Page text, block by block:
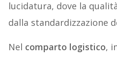
lucidatura, dove la
dalla standardizzazione
Nel comparto logistico,